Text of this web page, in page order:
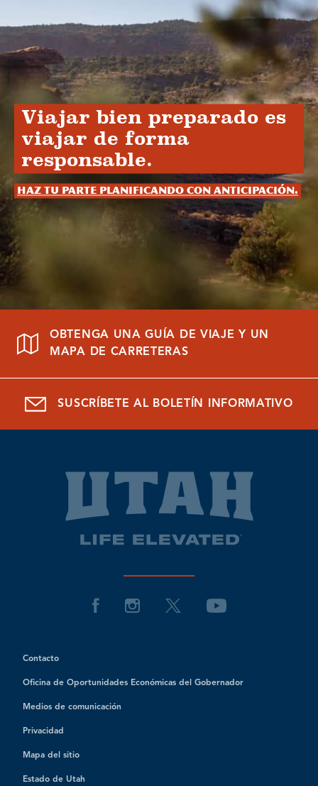
Viajar bien preparado es
viajar de forma
responsable.
Haz tu parte planificando con anticipación.
OBTENGA UNA GUÍA DE VIAJE Y UN
MAPA DE CARRETERAS
SUSCRÍBETE AL BOLETÍN INFORMATIVO
Contacto
Oficina de Oportunidades Económicas del Gobernador
Medios de comunicación
Privacidad
Mapa del sitio
Estado de Utah